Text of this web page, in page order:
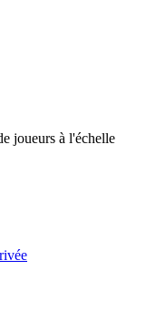
joueurs à l'échelle